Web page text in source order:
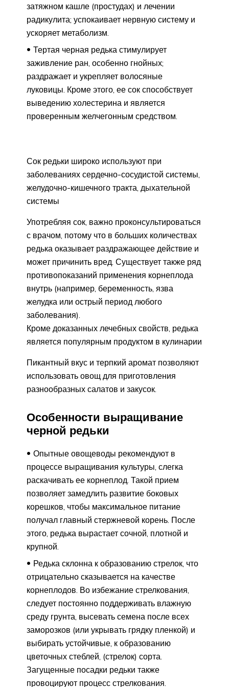
затяжном кашле (простудах) и лечении
радикулита; успокаивает нервную систему и
ускоряет метаболизм.
Тертая черная редька стимулирует
заживление ран, особенно гнойных;
раздражает и укрепляет волосяные
луковицы. Кроме этого, ее сок способствует
выведению холестерина и является
проверенным желчегонным средством.
Сок редьки широко используют при
заболеваниях сердечно-сосудистой системы,
желудочно-кишечного тракта, дыхательной
системы
Употребляя сок, важно проконсультироваться
с врачом, потому что в больших количествах
редька оказывает раздражающее действие и
может причинить вред. Существует также ряд
противопоказаний применения корнеплода
внутрь (например, беременность, язва
желудка или острый период любого
заболевания).
Кроме доказанных лечебных свойств, редька
является популярным продуктом в кулинарии
Пикантный вкус и терпкий аромат позволяют
использовать овощ для приготовления
разнообразных салатов и закусок.
Особенности выращивание
черной редьки
Опытные овощеводы рекомендуют в
процессе выращивания культуры, слегка
раскачивать ее корнеплод. Такой прием
позволяет замедлить развитие боковых
корешков, чтобы максимальное питание
получал главный стержневой корень. После
этого, редька вырастает сочной, плотной и
крупной.
Редька склонна к образованию стрелок, что
отрицательно сказывается на качестве
корнеплодов. Во избежание стрелкования,
следует постоянно поддерживать влажную
среду грунта, высевать семена после всех
заморозков (или укрывать грядку пленкой) и
выбирать устойчивые, к образованию
цветочных стеблей, (стрелок) сорта.
Загущенные посадки редьки также
провоцируют процесс стрелкования.